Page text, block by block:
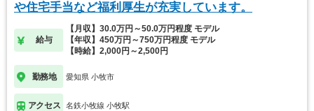
や住宅手当など福利厚生が充実しています。
給与
【月収】30.0万円～50.0万円程度 モデル
【年収】450万円～750万円程度 モデル
【時給】2,000円～2,500円
勤務地 愛知県 小牧市
アクセス 名鉄小牧線 小牧駅